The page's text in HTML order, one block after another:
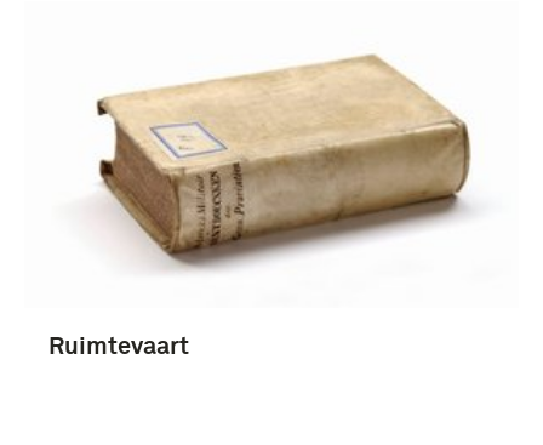
Ruimtevaart